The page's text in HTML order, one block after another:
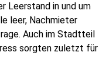
Leerstand in und um
leer, Nachmieter
Auch im Stadtteil
sorgten zuletzt für